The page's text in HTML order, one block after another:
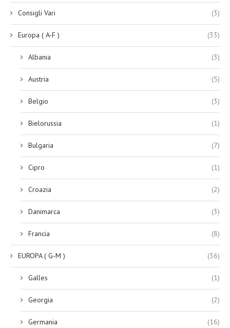
Consigli Vari (3)
Europa ( A-F ) (33)
Albania (3)
Austria (5)
Belgio (3)
Bielorussia (1)
Bulgaria (7)
Cipro (1)
Croazia (2)
Danimarca (3)
Francia (8)
EUROPA ( G-M ) (36)
Galles (1)
Georgia (2)
Germania (16)